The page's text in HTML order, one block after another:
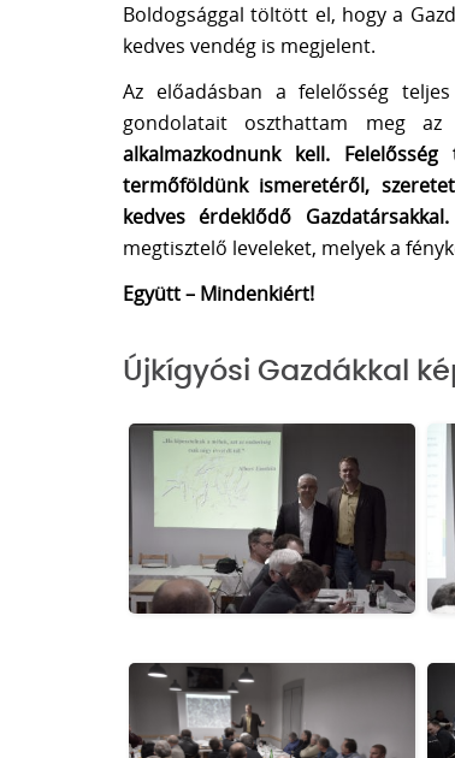
Boldogsággal töltött el, hogy a
kedves vendég is megjelent.
Az előadásban a felelősség
gondolatait oszthattam meg az
alkalmazkodnunk kell.
termőföldünk ismeretéről,
kedves érdeklődő Gazdatársakkal.
megtisztelő leveleket, melyek a
Együtt – Mindenkiért!
Újkígyósi Gazdákkal